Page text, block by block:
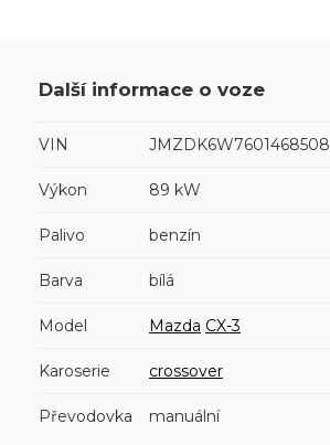
Další informace o voze
VIN JMZDK6W7601468508
Výkon 89 kW
Palivo benzín
Barva bílá
Model Mazda CX-3
Karoserie crossover
Převodovka manuální